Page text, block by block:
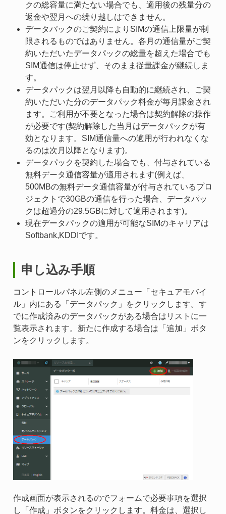
クの総容量に満たない場合でも、適用後の残量分の
返金や翌月への繰り越しはできません。
データパックのご契約によりSIMの通信上限量が制
限されるものではありません。各月の通信量がご契
約いただいたデータパックの総量を超えた場合でも
SIM通信は停止せず、そのまま従量課金が継続しま
す。
データパックは翌月以降も自動的に継続され、ご契
約いただいた分のデータパック料金が毎月課金され
ます。ご利用が不要となった場合は契約解除の操作
が必要です(契約解除した当月はデータパックが有
効となります。SIM通信量への適用が行われなくな
るのは次月以降となります)。
データパックを契約した場合でも、付与されている
無料データ通信容量が適用されます(例えば、
500MBの無料データ通信容量が付与されているプロ
ジェクトで30GBの通信を行った場合、データパッ
クは超過分の29.5GBに対して適用されます)。
現在データパックの適用が可能なSIMのキャリアは
Softbank,KDDIです。
申し込み手順
コントロールパネル左側のメニュー「セキュアモバイ
ル」内にある「データパック」をクリックします。す
でに作成済みのデータパックがある場合はリストに一
覧表示されます。新たに作成する場合は「追加」ボタ
ンをクリックします。
作成画面が表示されるのでフォームで必要事項を選択
し「作成」ボタンをクリックします。料金は、選択し